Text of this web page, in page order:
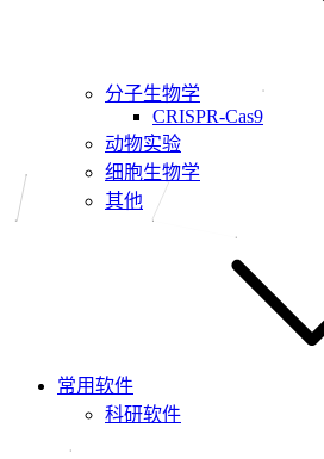
分子生物学
CRISPR-Cas9
动物实验
细胞生物学
其他
常用软件
科研软件